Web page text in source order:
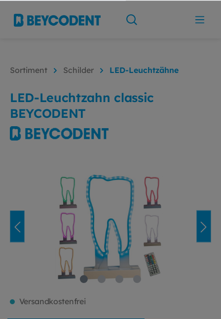
Sortiment Schilder LED-Leuchtzähne
LED-Leuchtzahn classic
BEYCODENT
Versandkostenfrei